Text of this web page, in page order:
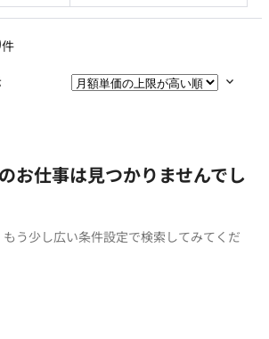
件
お仕事は見つかりませんでし
う少し広い条件設定で検索してみてくだ